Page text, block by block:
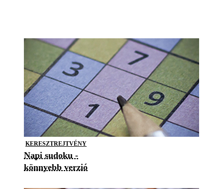
KERESZTREJTVÉNY
Napi sudoku -
könnyebb verzió